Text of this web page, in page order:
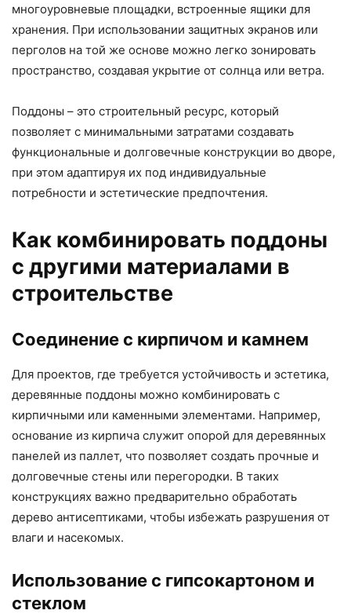
многоуровневые площадки, встроенные ящики для
хранения. При использовании защитных экранов или
перголов на той же основе можно легко зонировать
пространство, создавая укрытие от солнца или ветра.
Поддоны – это строительный ресурс, который
позволяет с минимальными затратами создавать
функциональные и долговечные конструкции во дворе,
при этом адаптируя их под индивидуальные
потребности и эстетические предпочтения.
Как комбинировать поддоны
с другими материалами в
строительстве
Соединение с кирпичом и камнем
Для проектов, где требуется устойчивость и эстетика,
деревянные поддоны можно комбинировать с
кирпичными или каменными элементами. Например,
основание из кирпича служит опорой для деревянных
панелей из паллет, что позволяет создать прочные и
долговечные стены или перегородки. В таких
конструкциях важно предварительно обработать
дерево антисептиками, чтобы избежать разрушения от
влаги и насекомых.
Использование с гипсокартоном и
стеклом